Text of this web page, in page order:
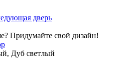
дверь
Придумайте свой дизайн!
Дуб светлый